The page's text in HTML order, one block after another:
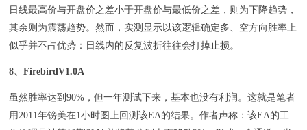
日线最高价与开盘价之差小于开盘价与最低价之差，则为下降趋势，
其余则为震荡趋势。然而，实测显示以该逻辑确定多、空方向胜率上
似乎并不占优势：日线内的反复波折往往会打掉止损。
8、FirebirdV1.0A
虽然胜率达到90%，但一年测试下来，基本也没有利润。这就是笔者
用2011年镑美在1小时图上回测该EA的结果。作者声称：该EA的工